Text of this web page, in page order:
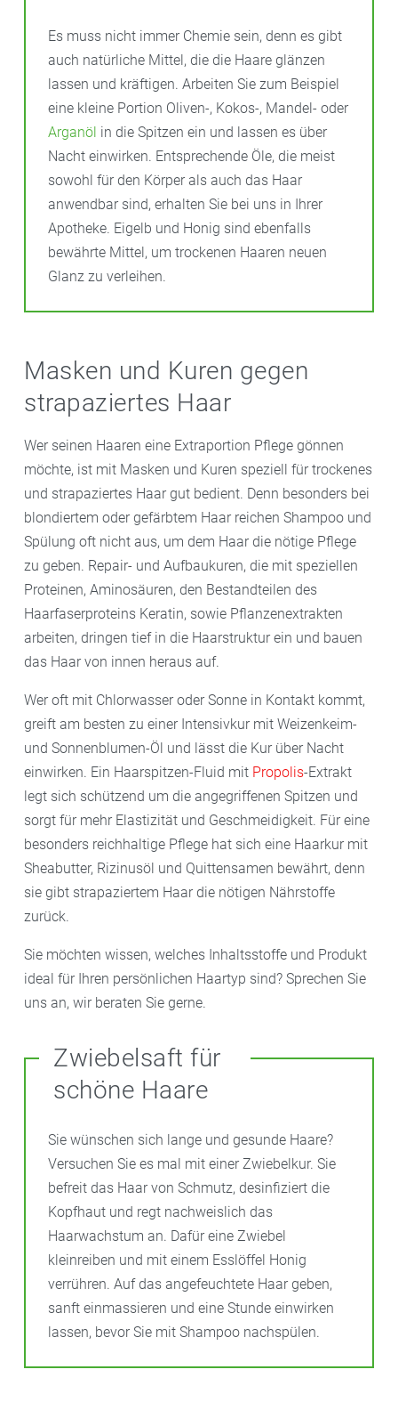
Haarbruch.
Es muss nicht immer Chemie sein, denn es gibt
auch natürliche Mittel, die die Haare glänzen
lassen und kräftigen. Arbeiten Sie zum Beispiel
eine kleine Portion Oliven-, Kokos-, Mandel- oder
Arganöl in die Spitzen ein und lassen es über
Nacht einwirken. Entsprechende Öle, die meist
sowohl für den Körper als auch das Haar
anwendbar sind, erhalten Sie bei uns in Ihrer
Apotheke. Eigelb und Honig sind ebenfalls
bewährte Mittel, um trockenen Haaren neuen
Glanz zu verleihen.
Masken und Kuren gegen
strapaziertes Haar
Wer seinen Haaren eine Extraportion Pflege gönnen
möchte, ist mit Masken und Kuren speziell für trockenes
und strapaziertes Haar gut bedient. Denn besonders bei
blondiertem oder gefärbtem Haar reichen Shampoo und
Spülung oft nicht aus, um dem Haar die nötige Pflege
zu geben. Repair- und Aufbaukuren, die mit speziellen
Proteinen, Aminosäuren, den Bestandteilen des
Haarfaserproteins Keratin, sowie Pflanzenextrakten
arbeiten, dringen tief in die Haarstruktur ein und bauen
das Haar von innen heraus auf.
Wer oft mit Chlorwasser oder Sonne in Kontakt kommt,
greift am besten zu einer Intensivkur mit Weizenkeim-
und Sonnenblumen-Öl und lässt die Kur über Nacht
einwirken. Ein Haarspitzen-Fluid mit Propolis-Extrakt
legt sich schützend um die angegriffenen Spitzen und
sorgt für mehr Elastizität und Geschmeidigkeit. Für eine
besonders reichhaltige Pflege hat sich eine Haarkur mit
Sheabutter, Rizinusöl und Quittensamen bewährt, denn
sie gibt strapaziertem Haar die nötigen Nährstoffe
zurück.
Sie möchten wissen, welches Inhaltsstoffe und Produkt
ideal für Ihren persönlichen Haartyp sind? Sprechen Sie
uns an, wir beraten Sie gerne.
Zwiebelsaft für
schöne Haare
Sie wünschen sich lange und gesunde Haare?
Versuchen Sie es mal mit einer Zwiebelkur. Sie
befreit das Haar von Schmutz, desinfiziert die
Kopfhaut und regt nachweislich das
Haarwachstum an. Dafür eine Zwiebel
kleinreiben und mit einem Esslöffel Honig
verrühren. Auf das angefeuchtete Haar geben,
sanft einmassieren und eine Stunde einwirken
lassen, bevor Sie mit Shampoo nachspülen.